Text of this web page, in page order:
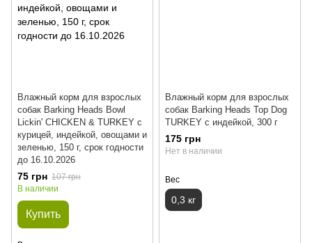
Влажный корм для взрослых
собак Barking Heads Bowl
Lickin' CHICKEN & TURKEY с
курицей, индейкой, овощами и
зеленью, 150 г, срок годности
до 16.10.2026
75 грн 107 грн
В наличии
Купить
Влажный корм для взрослых
собак Barking Heads Top Dog
TURKEY с индейкой, 300 г
175 грн
Нет в наличии
Вес
0,3 кг